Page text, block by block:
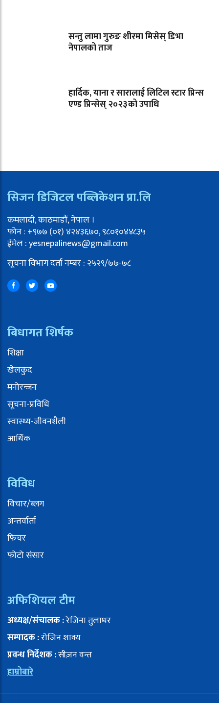
सन्तु लामा गुरुङ शीरमा मिसेस् डिभा
नेपालको ताज
हार्दिक, याना र सारालाई लिटिल स्टार प्रिन्स
एण्ड प्रिन्सेस् २०२३को उपाधि
सिजन डिजिटल पब्लिकेशन प्रा.लि
कमलादी, काठमाडौं, नेपाल ।
फोन : +९७७ (०१) ४२४३६७०, ९८०१०४४८३५
ईमेल : yesnepalinews@gmail.com
सूचना विभाग दर्ता नम्बर : २५२९/७७-७८
बिधागत शिर्षक
शिक्षा
खेलकुद
मनोरन्जन
सूचना-प्रविधि
स्वास्थ्य-जीवनशैली
आर्थिक
विविध
विचार/ब्लग
अन्तर्वार्ता
फिचर
फोटो संसार
अफिशियल टीम
अध्यक्ष/संचालक :रेजिना तुलाधर
सम्पादक :रोजिन शाक्य
प्रवन्ध निर्देशक :सीज़न वन्त
हाम्रोबारे